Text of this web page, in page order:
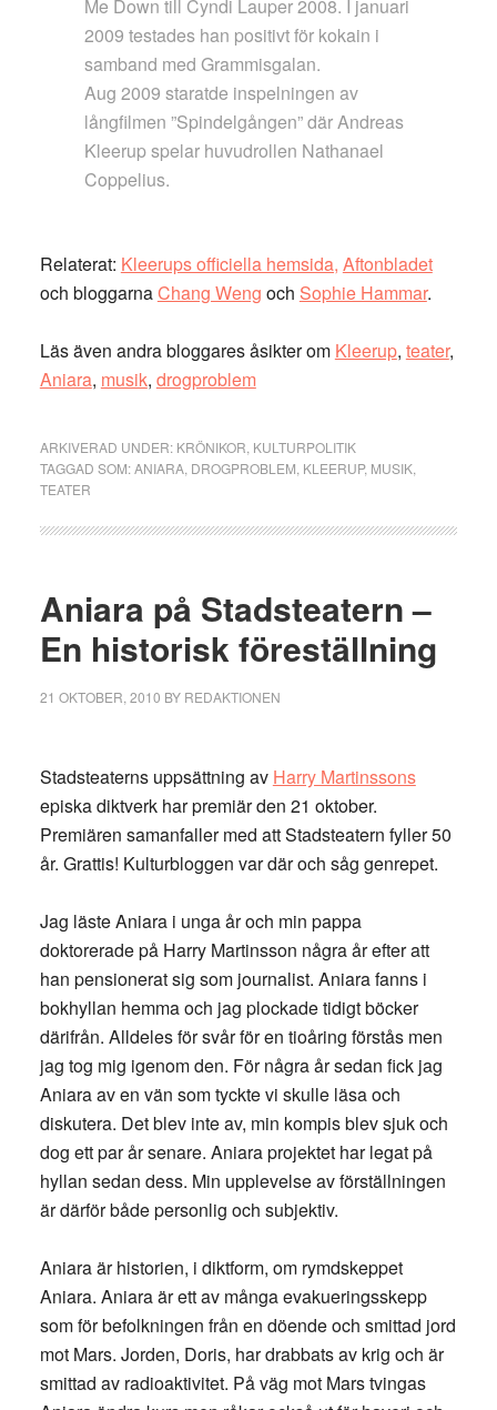
Me Down till Cyndi Lauper 2008. I januari
2009 testades han positivt för kokain i
samband med Grammisgalan.
Aug 2009 staratde inspelningen av
långfilmen ”Spindelgången” där Andreas
Kleerup spelar huvudrollen Nathanael
Coppelius.
Relaterat: Kleerups officiella hemsida, Aftonbladet
och bloggarnaChang Weng och Sophie Hammar.
Läs även andra bloggares åsikter om Kleerup, teater,
Aniara, musik, drogproblem
ARKIVERAD UNDER: KRÖNIKOR KULTURPOLITIK
TAGGAD SOM:ANIARA, DROGPROBLEM KLEERUP, MUSIK,
TEATER
Aniara på Stadsteatern –
En historisk föreställning
21 OKTOBER, 2010 BY REDAKTIONEN
Stadsteaterns uppsättning av Harry Martinssons
episka diktverk har premiär den 21 oktober.
Premiären samanfaller med att Stadsteatern fyller 50
år. Grattis! Kulturbloggen var där och såg genrepet.
Jag läste Aniara i unga år och min pappa
doktorerade på Harry Martinsson några år efter att
han pensionerat sig som journalist. Aniara fanns i
bokhyllan hemma och jag plockade tidigt böcker
därifrån. Alldeles för svår för en tioåring förstås men
jag tog mig igenom den. För några år sedan fick jag
Aniara av en vän som tyckte vi skulle läsa och
diskutera. Det blev inte av, min kompis blev sjuk och
dog ett par år senare. Aniara projektet har legat på
hyllan sedan dess. Min upplevelse av förställningen
är därför både personlig och subjektiv.
Aniara är historien, i diktform, om rymdskeppet
Aniara. Aniara är ett av många evakueringsskepp
som för befolkningen från en döende och smittad jord
mot Mars. Jorden, Doris, har drabbats av krig och är
smittad av radioaktivitet. På väg mot Mars tvingas